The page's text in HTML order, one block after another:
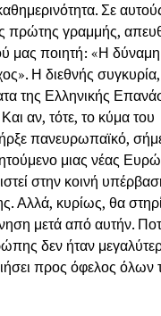
Σε
πρώτης γραμμής,
μας ποιητή: «Η
Η διεθνής
της Ελληνικής
αν, τότε, το κύμα του
πανευρωπαϊκό,
μιας νέας
στην κοινή
Αλλά, κυρίως, θα
μετά από αυτήν.
δεν ήταν
προς όφελος όλων